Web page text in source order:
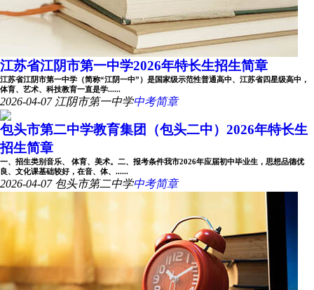
江苏省江阴市第一中学2026年特长生招生简章
江苏省江阴市第一中学（简称“江阴一中”）是国家级示范性普通高中、江苏省四星级高中，
体育、艺术、科技教育一直是学......
2026-04-07 江阴市第一中学中考简章
包头市第二中学教育集团（包头二中）2026年特长生
招生简章
一、招生类别音乐、 体育、美术。二、报考条件我市2026年应届初中毕业生，思想品德优
良、文化课基础较好，在音、体、......
2026-04-07 包头市第二中学中考简章